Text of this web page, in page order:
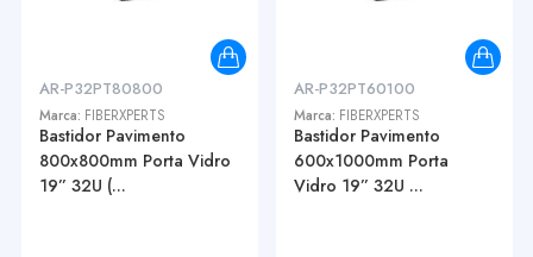
AR-P32PT80800
Marca: FIBERXPERTS
Bastidor Pavimento
800x800mm Porta Vidro
19” 32U (...
AR-P32PT60100
Marca: FIBERXPERTS
Bastidor Pavimento
600x1000mm Porta
Vidro 19” 32U ...